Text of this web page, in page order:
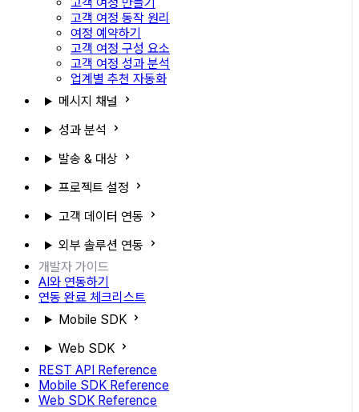
고객 여정 동작 원리
여정 예약하기
고객 여정 구성 요소
고객 여정 성과 분석
업계별 추천 자동화
메시지 채널
성과 분석
발송 & 대상
프로젝트 설정
고객 데이터 연동
외부 솔루션 연동
개발자 가이드
AI와 연동하기
연동 완료 체크리스트
Mobile SDK
Web SDK
REST API Reference
Mobile SDK Reference
Web SDK Reference